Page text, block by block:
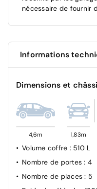
nécessaire de fournir
Informations
Dimensions et
4,6m 1,83m
Volume coffre : 510 L
Nombre de portes: 4
Nombre de places: 5